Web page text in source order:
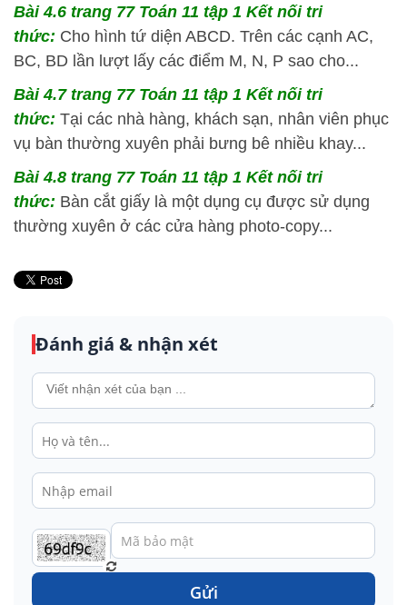
Bài 4.6 trang 77 Toán 11 tập 1 Kết nối tri
thức: Cho hình tứ diện ABCD. Trên các cạnh AC,
BC, BD lần lượt lấy các điểm M, N, P sao cho...
Bài 4.7 trang 77 Toán 11 tập 1 Kết nối tri
thức: Tại các nhà hàng, khách sạn, nhân viên phục
vụ bàn thường xuyên phải bưng bê nhiều khay...
Bài 4.8 trang 77 Toán 11 tập 1 Kết nối tri
thức: Bàn cắt giấy là một dụng cụ được sử dụng
thường xuyên ở các cửa hàng photo-copy...
Đánh giá & nhận xét
Gửi